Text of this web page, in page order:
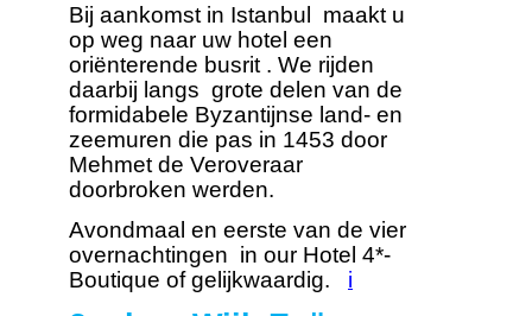
Bij aankomst in Istanbul maakt u
op weg naar uw hotel een
oriënterende busrit . We rijden
daarbij langs grote delen van de
formidabele Byzantijnse land- en
zeemuren die pas in 1453 door
Mehmet de Veroveraar
doorbroken werden.
Avondmaal en eerste van de vier
overnachtingen in our Hotel 4*-
Boutique of gelijkwaardig. i